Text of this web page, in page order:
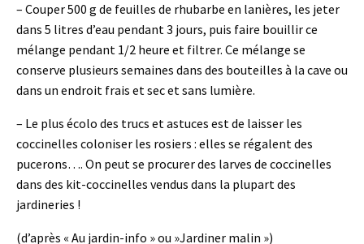
– Couper 500 g de feuilles de rhubarbe en lanières, les jeter
dans 5 litres d’eau pendant 3 jours, puis faire bouillir ce
mélange pendant 1/2 heure et filtrer. Ce mélange se
conserve plusieurs semaines dans des bouteilles à la cave ou
dans un endroit frais et sec et sans lumière.
– Le plus écolo des trucs et astuces est de laisser les
coccinelles coloniser les rosiers : elles se régalent des
pucerons…. On peut se procurer des larves de coccinelles
dans des kit-coccinelles vendus dans la plupart des
jardineries !
(d’après « Au jardin-info » ou »Jardiner malin »)